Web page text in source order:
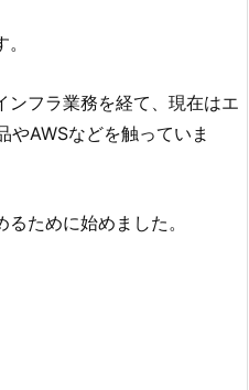
ンフラ業務を経て、現在はエ
やAWSなどを触っていま
ために始めました。